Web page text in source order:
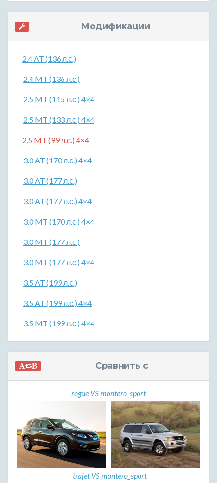
Модификации
2.4 AT (136 л.с.)
2.4 MT (136 л.с.)
2.5 MT (115 л.с.) 4×4
2.5 MT (133 л.с.) 4×4
2.5 MT (99 л.с.) 4×4
3.0 AT (170 л.с.) 4×4
3.0 AT (177 л.с.)
3.0 AT (177 л.с.) 4×4
3.0 MT (170 л.с.) 4×4
3.0 MT (177 л.с.)
3.0 MT (177 л.с.) 4×4
3.5 AT (199 л.с.)
3.5 AT (199 л.с.) 4×4
3.5 MT (199 л.с.) 4×4
Сравнить с
rogue VS montero_sport
trajet VS montero_sport